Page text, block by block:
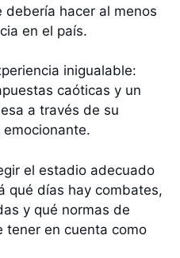
hacer al menos
en el país.
inigualable:
caóticas y un
a través de su
el estadio adecuado
qué días hay combates,
y qué normas de
tener en cuenta como